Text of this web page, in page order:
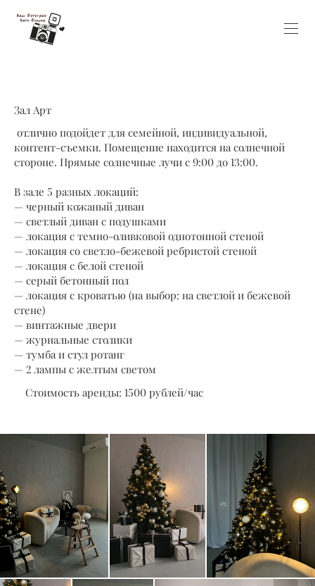
Зал Арт
отлично подойдет для семейной, индивидуальной,
контент-съемки. Помещение находится на солнечной
стороне. Прямые солнечные лучи с 9:00 до 13:00.
В зале 5 разных локаций:
— черный кожаный диван
— светлый диван с подушками
— локация с темно-оливковой однотонной стеной
— локация со светло-бежевой ребристой стеной
— локация с белой стеной
— серый бетонный пол
— локация с кроватью (на выбор: на светлой и бежевой
стене)
— винтажные двери
— журнальные столики
— тумба и стул ротанг
— 2 лампы с желтым светом
Стоимость аренды: 1500 рублей/час